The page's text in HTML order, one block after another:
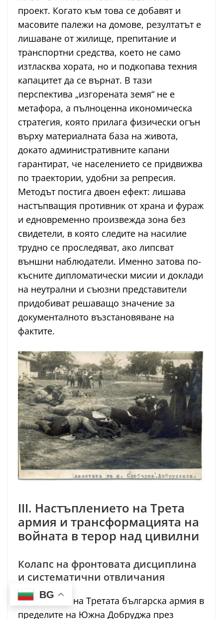
проект. Когато към това се добавят и
масовите палежи на домове, резултатът е
лишаване от жилище, препитание и
транспортни средства, което не само
изтласква хората, но и подкопава техния
капацитет да се върнат. В тази
перспектива „изгорената земя“ не е
метафора, а пълноценна икономическа
стратегия, която прилага физически огън
върху материалната база на живота,
докато административните капани
гарантират, че населението се придвижва
по траектории, удобни за репресия.
Методът постига двоен ефект: лишава
настъпващия противник от храна и фураж
и едновременно произвежда зона без
свидетели, в която следите на насилие
трудно се проследяват, ако липсват
външни наблюдатели. Именно затова по-
късните дипломатически мисии и доклади
на неутрални и съюзни представители
придобиват решаващо значение за
документалното възстановяване на
фактите.
III. Настъплението на Трета
армия и трансформацията на
войната в терор над цивилни
Колапс на фронтовата дисциплина
и систематични отвличания
С влизането на Третата българска армия в
пределите на Южна Добруджа през
BG